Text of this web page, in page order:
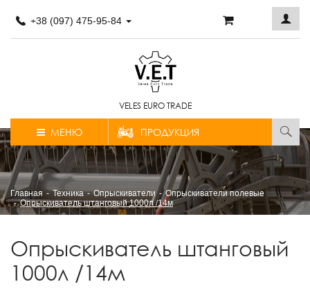
+38 (097) 475-95-84
VELES EURO TRADE
МЕНЮ ПРОДУКЦИЯ
Главная Техника Опрыскиватели
Опрыскиватели полевые
Опрыскиватель штанговый 1000л /14м
Опрыскиватель штанговый
1000л /14м